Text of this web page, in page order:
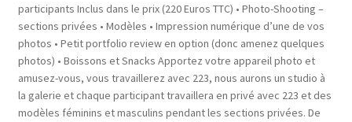
Zine
L’Imperiale
Artistes
participants Inclus dans le prix (220 Euros TTC) • Photo-Shooting –
sections privées • Modèles • Impression numérique d’une de vos
photos • Petit portfolio review en option (donc amenez quelques
photos) • Boissons et Snacks Apportez votre appareil photo et
amusez-vous, vous travaillerez avec 223, nous aurons un studio à
la galerie et chaque participant travaillera en privé avec 223 et des
modèles féminins et masculins pendant les sections privées. De